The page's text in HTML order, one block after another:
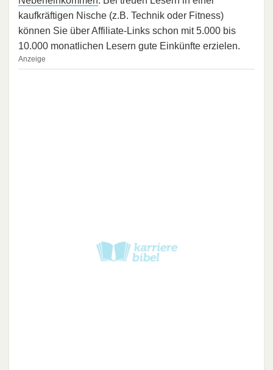
kaufkräftigen Nische (z.B. Technik oder Fitness)
können Sie über Affiliate-Links schon mit 5.000 bis
10.000 monatlichen Lesern gute Einkünfte erzielen.
Anzeige